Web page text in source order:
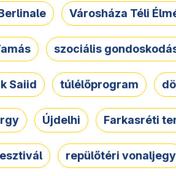
Városháza Téli
szociális
Saiid túlélőprogram
Újdelhi Farkasréti
repülőtéri vonaljegy